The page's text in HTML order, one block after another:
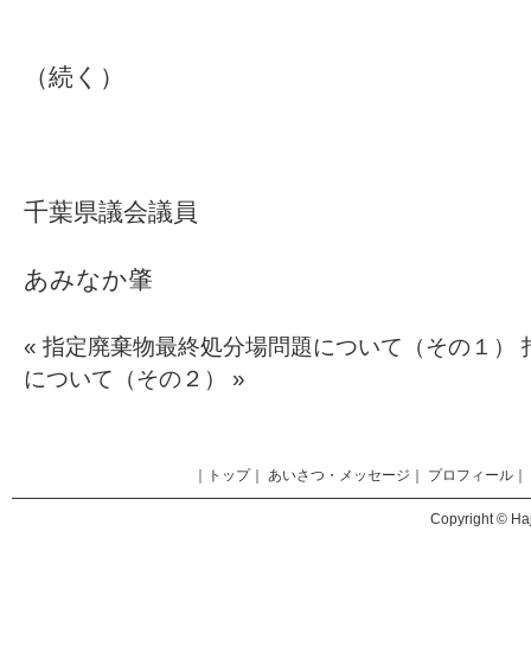
（続く）
千葉県議会議員
あみなか肇
« 指定廃棄物最終処分場問題について（その１）
について（その２）
»
トップ｜ あいさつ・メッセージ プロフィール
Copyright ©